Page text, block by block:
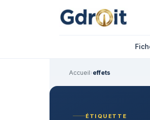
Accueil›effets
ÉTIQUETTE